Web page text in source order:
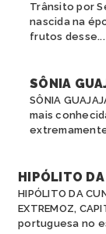
Trânsito por
nascida na
frutos desse...
SÔNIA
SÔNIA
mais
HIPÓLITO
HIPÓLITO DA
EXTREMOZ,
portuguesa no